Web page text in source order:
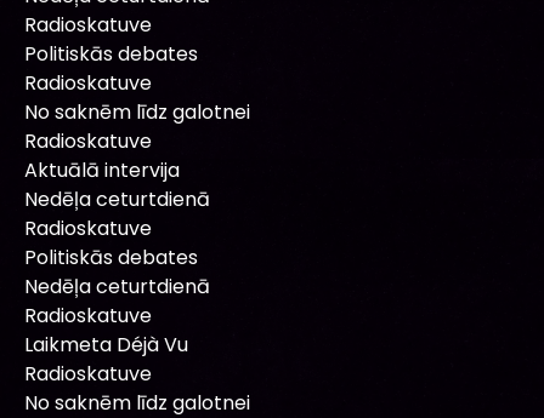
Radioskatuve
Politiskās debates
Radioskatuve
No saknēm līdz galotnei
Radioskatuve
Aktuālā intervija
Nedēļa ceturtdienā
Radioskatuve
Politiskās debates
Nedēļa ceturtdienā
Radioskatuve
Laikmeta Déjà Vu
Radioskatuve
No saknēm līdz galotnei